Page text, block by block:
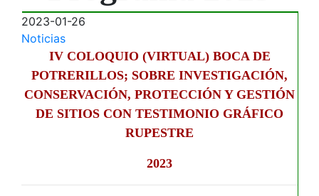
2023-01-26
Noticias
IV COLOQUIO (VIRTUAL) BOCA DE
POTRERILLOS; SOBRE INVESTIGACIÓN,
CONSERVACIÓN, PROTECCIÓN Y GESTIÓN
DE SITIOS CON TESTIMONIO GRÁFICO
RUPESTRE
2023